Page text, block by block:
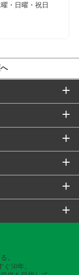
・日曜・祝日
。
50年。